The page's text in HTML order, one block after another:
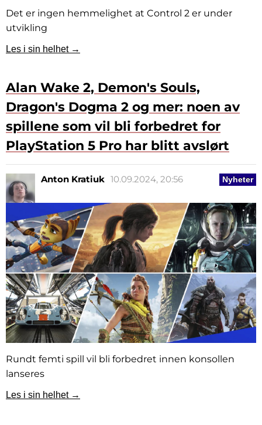
Det er ingen hemmelighet at Control 2 er under
utvikling
Les i sin helhet →
Alan Wake 2, Demon's Souls,
Dragon's Dogma 2 og mer: noen av
spillene som vil bli forbedret for
PlayStation 5 Pro har blitt avslørt
Nyheter
Anton Kratiuk 10.09.2024, 20:56
Rundt femti spill vil bli forbedret innen konsollen
lanseres
Les i sin helhet →